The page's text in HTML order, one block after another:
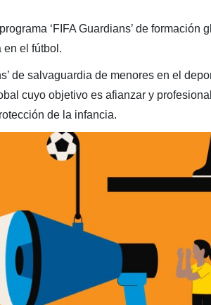
‘FIFA Guardians’ de formación
en el fútbol.
de salvaguardia de menores en el
cuyo objetivo es afianzar y
de la infancia.